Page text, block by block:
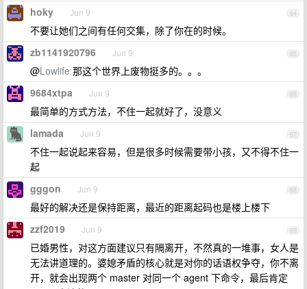
64
hoky Jun 9
不要让她们之间有任何交集，除了你在的时候。
65
zb1141920796 Jun 9
@Lowlife 那这个世界上废物挺多的。。。
66
9684xtpa Jun 9
最简单的方式方法，不住一起就好了，没意义
67
lamada Jun 9
不住一起说起来容易，但是很多时候需要带小孩，又不得不住一
起
68
gggon Jun 9
最好的解决还是保持距离，最近的距离起码也是楼上楼下
69
zzf2019 Jun 9
已婚男性，对这方面建议只有隔离开，不然真的一堆事，女人是
无法讲道理的。婆媳矛盾的核心就是对你的话语权争夺，你不离
开，就会出现两个 master 对同一个 agent 下命令，最后肯定